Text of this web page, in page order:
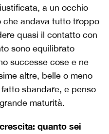
a un occhio
che andava tutto troppo
quasi il contatto con
sono equilibrato
successe cose e ne
altre, belle o meno
sbandare, e penso
maturità.
quanto sei